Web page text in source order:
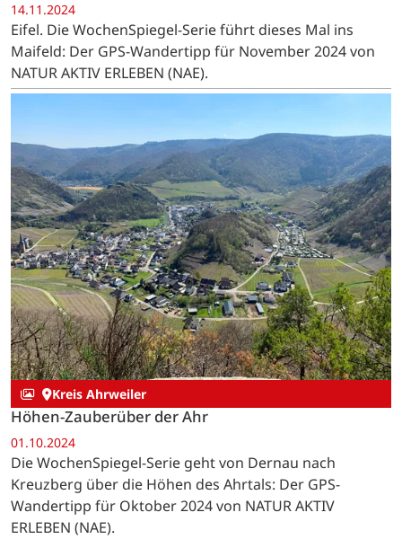
14.11.2024
Eifel. Die WochenSpiegel-Serie führt dieses Mal ins
Maifeld: Der GPS-Wandertipp für November 2024 von
NATUR AKTIV ERLEBEN (NAE).
Kreis Ahrweiler
Höhen-Zauberüber der Ahr
01.10.2024
Die WochenSpiegel-Serie geht von Dernau nach
Kreuzberg über die Höhen des Ahrtals: Der GPS-
Wandertipp für Oktober 2024 von NATUR AKTIV
ERLEBEN (NAE).